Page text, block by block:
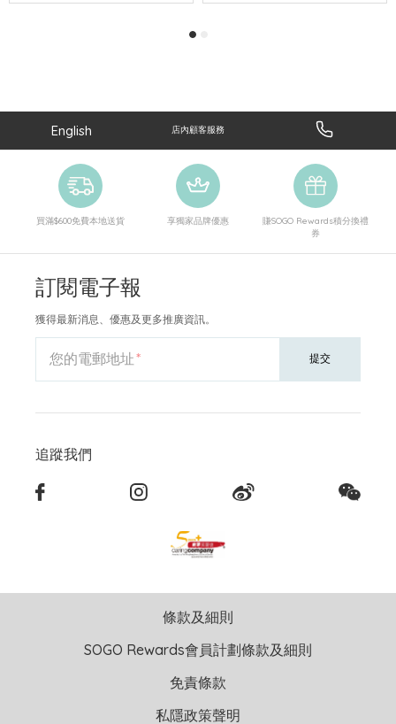
English 店內顧客服務
買滿$600免費本地送貨 享獨家品牌優惠
賺SOGO Rewards積分換禮
券
訂閱電子報
獲得最新消息、優惠及更多推廣資訊。
您的電郵地址 提交
追蹤我們
條款及細則
SOGO Rewards會員計劃條款及細則
免責條款
私隱政策聲明